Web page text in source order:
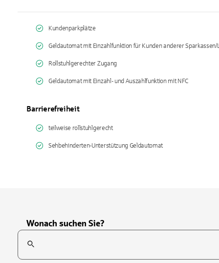
Kundenparkplätze
Geldautomat mit Einzahlfunktion für Kunden anderer Sparkassen/
Rollstuhlgerechter Zugang
Geldautomat mit Einzahl- und Auszahlfunktion mit NFC
Barrierefreiheit
teilweise rollstuhlgerecht
Sehbehinderten-Unterstützung Geldautomat
Wonach suchen Sie?
Suchfeld